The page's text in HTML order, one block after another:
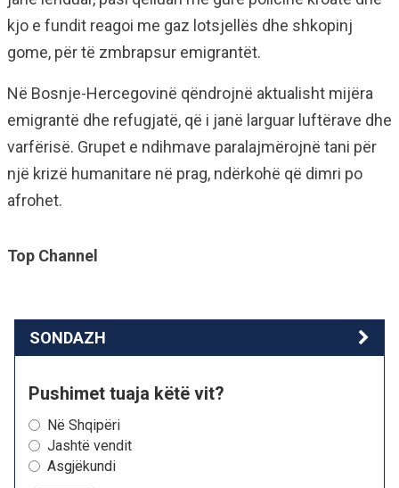
kjo e fundit reagoi me gaz lotsjellës dhe shkopinj
gome, për të zmbrapsur emigrantët.
Në Bosnje-Hercegovinë qëndrojnë aktualisht mijëra
emigrantë dhe refugjatë, që i janë larguar luftërave dhe
varfërisë. Grupet e ndihmave paralajmërojnë tani për
një krizë humanitare në prag, ndërkohë që dimri po
afrohet.
Top Channel
SONDAZH
Pushimet tuaja këtë vit?
Në Shqipëri
Jashtë vendit
Asgjëkundi